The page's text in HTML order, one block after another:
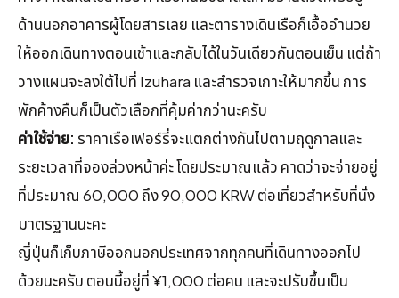
ด้านนอกอาคารผู้โดยสารเลย และตารางเดินเรือก็เอื้ออำนวย
ให้ออกเดินทางตอนเช้าและกลับได้ในวันเดียวกันตอนเย็น แต่ถ้า
วางแผนจะลงใต้ไปที่ Izuhara และสำรวจเกาะให้มากขึ้น การ
พักค้างคืนก็เป็นตัวเลือกที่คุ้มค่ากว่านะครับ
ค่าใช้จ่าย: ราคาเรือเฟอร์รี่จะแตกต่างกันไปตามฤดูกาลและ
ระยะเวลาที่จองล่วงหน้าค่ะ โดยประมาณแล้ว คาดว่าจะจ่ายอยู่
ที่ประมาณ 60,000 ถึง 90,000 KRW ต่อเที่ยวสำหรับที่นั่ง
มาตรฐานนะคะ
ญี่ปุ่นก็เก็บภาษีออกนอกประเทศจากทุกคนที่เดินทางออกไป
ด้วยนะครับ ตอนนี้อยู่ที่ ¥1,000 ต่อคน และจะปรับขึ้นเป็น